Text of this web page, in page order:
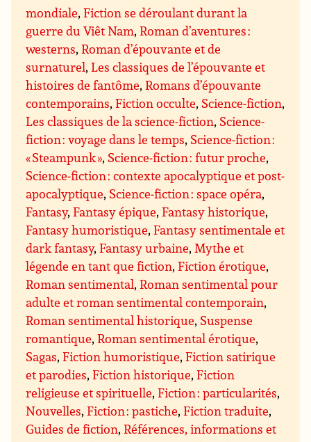
mondiale,Fiction se déroulant durant la
guerre du Viêt Nam,Roman d’aventures :
westerns,Roman d’épouvante et de
surnaturel,Les classiques de l’épouvante et
histoires de fantôme,Romans d’épouvante
contemporains,Fiction occulte, Science-fiction,
Les classiques de la science-fiction, Science-
fiction : voyage dans le temps, Science-fiction :
« Steampunk », Science-fiction : futur proche,
Science-fiction : contexte apocalyptique et post-
apocalyptique, Science-fiction : space opéra,
Fantasy,Fantasy épique,Fantasy historique,
Fantasy humoristique,Fantasy sentimentale et
dark fantasy,Fantasy urbaine,Mythe et
légende en tant que fiction,Fiction érotique,
Roman sentimental,Roman sentimental pour
adulte et roman sentimental contemporain,
Roman sentimental historique, Suspense
romantique,Roman sentimental érotique,
Sagas,Fiction humoristique,Fiction satirique
et parodies,Fiction historique,Fiction
religieuse et spirituelle,Fiction : particularités,
Nouvelles,Fiction : pastiche,Fiction traduite,
Guides de fiction,Références, informations et